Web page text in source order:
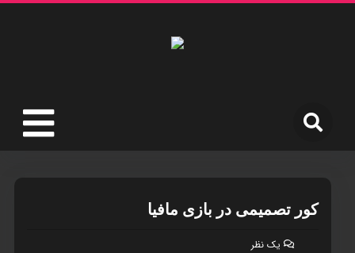
کور تصميمی در بازی مافيا
یک نظر